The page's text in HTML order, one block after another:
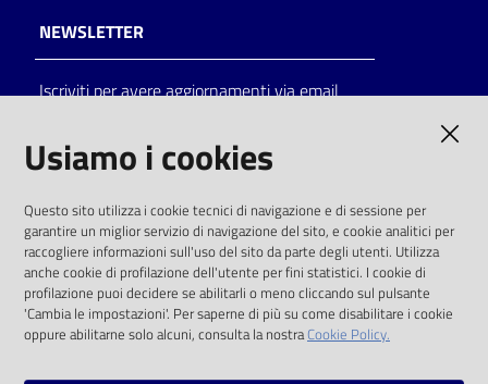
on line
Eventi
Chiedi al
bibliotecario
Avvisi
NEWSLETTER
Iscriviti per avere aggiornamenti via email
solo alle condizioni previste dalla direttiva
comunitaria 2003/98/CE e dal d.lgs. 36/2006
SOCIAL
Instagram
Usiamo i cookies
Questo sito utilizza i cookie tecnici di navigazione e di sessione per
garantire un miglior servizio di navigazione del sito, e cookie analitici per
raccogliere informazioni sull'uso del sito da parte degli utenti. Utilizza
anche cookie di profilazione dell'utente per fini statistici. I cookie di
profilazione puoi decidere se abilitarli o meno cliccando sul pulsante
'Cambia le impostazioni'. Per saperne di più su come disabilitare i cookie
oppure abilitarne solo alcuni, consulta la nostraCookie Policy.